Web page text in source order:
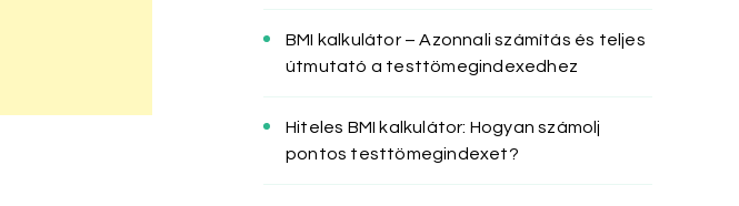
BMI kalkulátor – Azonnali számítás és teljes
útmutató a testtömegindexedhez
Hiteles BMI kalkulátor: Hogyan számolj
pontos testtömegindexet?